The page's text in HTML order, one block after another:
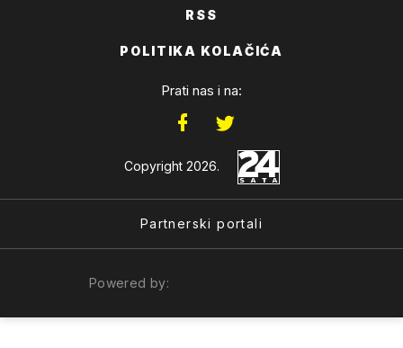
RSS
POLITIKA KOLAČIĆA
Prati nas i na:
Copyright 2026.
Partnerski portali
Powered by: